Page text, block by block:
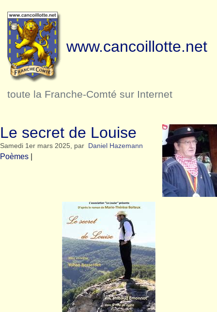
www.cancoillotte.net
toute la Franche-Comté sur Internet
Le secret de Louise
Samedi 1er mars 2025, par Daniel Hazemann
Poèmes